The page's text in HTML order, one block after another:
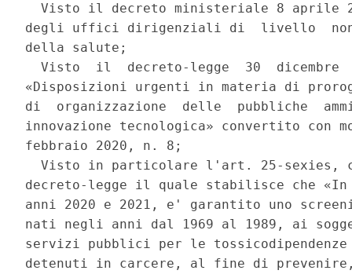
Visto il decreto ministeriale 8 aprile
degli uffici dirigenziali di  livello  non
della salute;
Visto  il  decreto-legge  30  dicembre
«Disposizioni urgenti in materia di
di  organizzazione  delle  pubbliche
innovazione tecnologica» convertito con
febbraio 2020, n. 8;
Visto in particolare l'art. 25-sexies,
decreto-legge il quale stabilisce che
anni 2020 e 2021, e' garantito uno
nati negli anni dal 1969 al 1989, ai
servizi pubblici per le
detenuti in carcere, al fine di